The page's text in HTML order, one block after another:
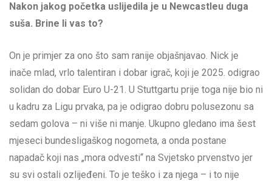
Nakon jakog početka uslijedila je u Newcastleu duga
suša. Brine li vas to?
On je primjer za ono što sam ranije objašnjavao. Nick je
inače mlad, vrlo talentiran i dobar igrač, koji je 2025. odigrao
solidan do dobar Euro U-21. U Stuttgartu prije toga nije bio ni
u kadru za Ligu prvaka, pa je odigrao dobru polusezonu sa
sedam golova – ni više ni manje. Ukupno gledano ima šest
mjeseci bundesligaškog nogometa, a onda postane
napadač koji nas „mora odvesti“ na Svjetsko prvenstvo jer
su svi ostali ozlijeđeni. To je teško i za njega – i to nije